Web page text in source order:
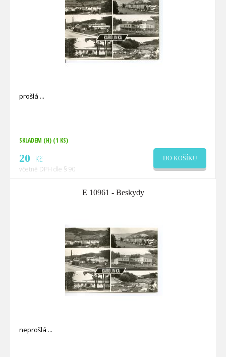
prošlá
SKLADEM (H) (1 KS)
20 Kč
včetně DPH dle § 90
DO KOŠÍKU
E 10961 - Beskydy
neprošlá